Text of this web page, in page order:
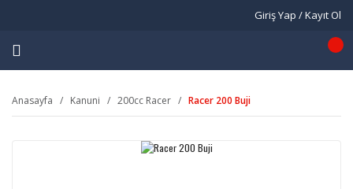
Giriş Yap / Kayıt Ol
Anasayfa Kanuni 200cc Racer Racer 200 Buji